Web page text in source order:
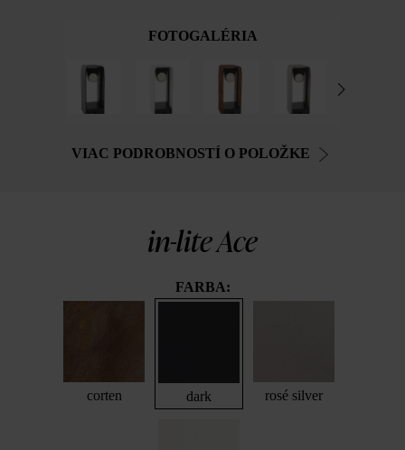
FOTOGALÉRIA
VIAC PODROBNOSTÍ O POLOŽKE
in-lite Ace
FARBA:
corten dark rosé silver